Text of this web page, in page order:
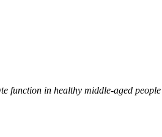
function in healthy middle-aged